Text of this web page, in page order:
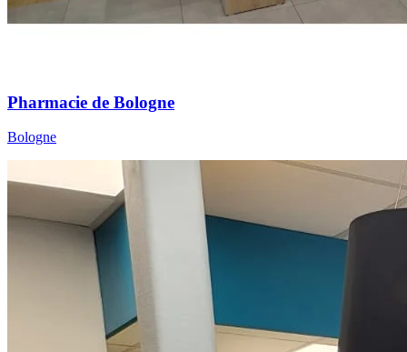
Pharmacie de Bologne
Bologne